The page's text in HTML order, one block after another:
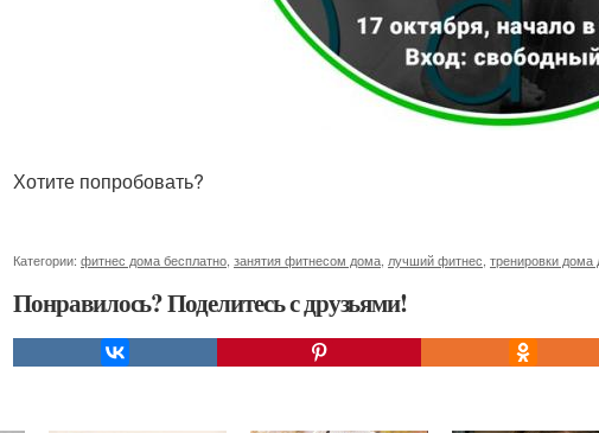
Хотите попробовать?
Категории: фитнес дома бесплатно занятия фитнесом дома лучший фитнес тренировки дома
Понравилось? Поделитесь с друзьями!